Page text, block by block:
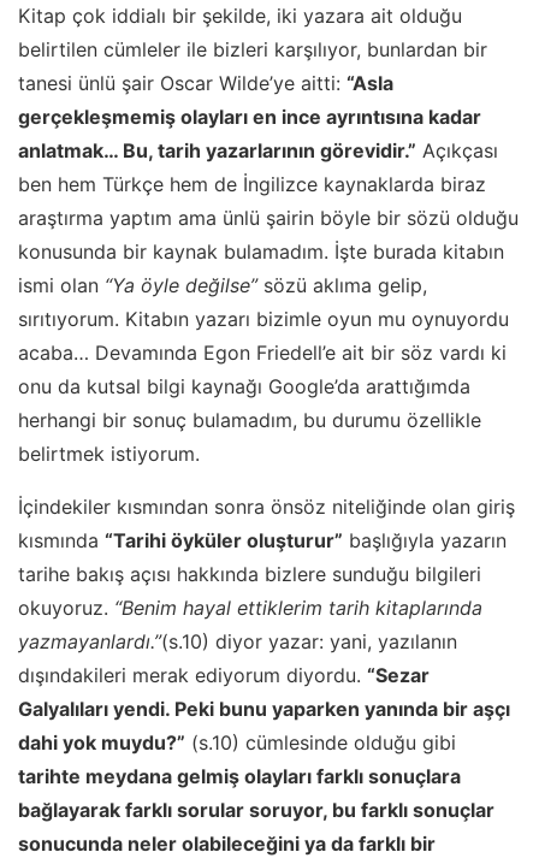
Kitap çok iddialı bir şekilde, iki yazara ait olduğu
belirtilen cümleler ile bizleri karşılıyor, bunlardan bir
tanesi ünlü şair Oscar Wilde’ye aitti: “Asla
gerçekleşmemiş olayları en ince ayrıntısına kadar
anlatmak… Bu, tarih yazarlarının görevidir.” Açıkçası
ben hem Türkçe hem de İngilizce kaynaklarda biraz
araştırma yaptım ama ünlü şairin böyle bir sözü olduğu
konusunda bir kaynak bulamadım. İşte burada kitabın
ismi olan “Ya öyle değilse”sözü aklıma gelip,
sırıtıyorum. Kitabın yazarı bizimle oyun mu oynuyordu
acaba… Devamında Egon Friedell’e ait bir söz vardı ki
onu da kutsal bilgi kaynağı Google’da arattığımda
herhangi bir sonuç bulamadım, bu durumu özellikle
belirtmek istiyorum.
İçindekiler kısmından sonra önsöz niteliğinde olan giriş
kısmında “Tarihi öyküler oluşturur” başlığıyla yazarın
tarihe bakış açısı hakkında bizlere sunduğu bilgileri
okuyoruz. “Benim hayal ettiklerim tarih kitaplarında
yazmayanlardı.”(s.10) diyor yazar: yani, yazılanın
dışındakileri merak ediyorum diyordu. “Sezar
Galyalıları yendi. Peki bunu yaparken yanında bir aşçı
dahi yok muydu?” (s.10) cümlesinde olduğu gibi
tarihte meydana gelmiş olayları farklı sonuçlara
bağlayarak farklı sorular soruyor, bu farklı sonuçlar
sonucunda neler olabileceğini ya da farklı bir